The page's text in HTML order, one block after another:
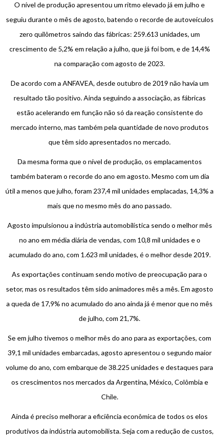
O nível de produção apresentou um ritmo elevado já em julho e
seguiu durante o mês de agosto, batendo o recorde de autoveículos
zero quilômetros saindo das fábricas: 259.613 unidades, um
crescimento de 5,2% em relação a julho, que já foi bom, e de 14,4%
na comparação com agosto de 2023.
De acordo com a ANFAVEA, desde outubro de 2019 não havia um
resultado tão positivo. Ainda seguindo a associação, as fábricas
estão acelerando em função não só da reação consistente do
mercado interno, mas também pela quantidade de novo produtos
que têm sido apresentados no mercado.
Da mesma forma que o nível de produção, os emplacamentos
também bateram o recorde do ano em agosto. Mesmo com um dia
útil a menos que julho, foram 237,4 mil unidades emplacadas, 14,3% a
mais que no mesmo mês do ano passado.
Agosto impulsionou a indústria automobilística sendo o melhor mês
no ano em média diária de vendas, com 10,8 mil unidades e o
acumulado do ano, com 1.623 mil unidades, é o melhor desde 2019.
As exportações continuam sendo motivo de preocupação para o
setor, mas os resultados têm sido animadores mês a mês. Em agosto
a queda de 17,9% no acumulado do ano ainda já é menor que no mês
de julho, com 21,7%.
Se em julho tivemos o melhor mês do ano para as exportações, com
39,1 mil unidades embarcadas, agosto apresentou o segundo maior
volume do ano, com embarque de 38.225 unidades e destaques para
os crescimentos nos mercados da Argentina, México, Colômbia e
Chile.
Ainda é preciso melhorar a eficiência econômica de todos os elos
produtivos da indústria automobilista. Seja com a redução de custos,